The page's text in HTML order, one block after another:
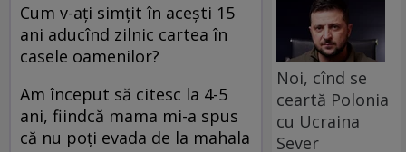
Cum v-ați simțit în acești 15
ani aducînd zilnic cartea în
casele oamenilor?
Am început să citesc la 4-5
ani, fiindcă mama mi-a spus
că nu poți evada de la mahala
Noi, cînd se
ceartă Polonia
cu Ucraina
Sever